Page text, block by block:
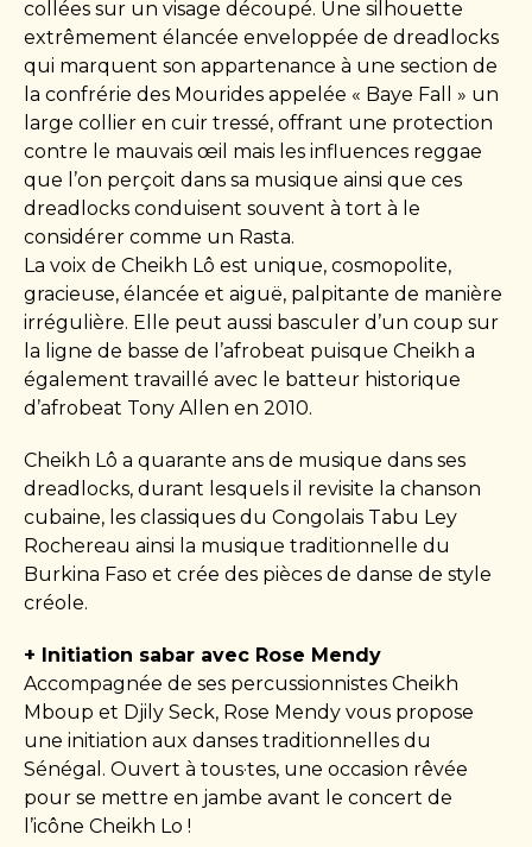
collées sur un visage découpé. Une silhouette
extrêmement élancée enveloppée de dreadlocks
qui marquent son appartenance à une section de
la confrérie des Mourides appelée « Baye Fall » un
large collier en cuir tressé, offrant une protection
contre le mauvais œil mais les influences reggae
que l’on perçoit dans sa musique ainsi que ces
dreadlocks conduisent souvent à tort à le
considérer comme un Rasta.
La voix de Cheikh Lô est unique, cosmopolite,
gracieuse, élancée et aiguë, palpitante de manière
irrégulière. Elle peut aussi basculer d’un coup sur
la ligne de basse de l’afrobeat puisque Cheikh a
également travaillé avec le batteur historique
d’afrobeat Tony Allen en 2010.
Cheikh Lô a quarante ans de musique dans ses
dreadlocks, durant lesquels il revisite la chanson
cubaine, les classiques du Congolais Tabu Ley
Rochereau ainsi la musique traditionnelle du
Burkina Faso et crée des pièces de danse de style
créole.
+ Initiation sabar avec Rose Mendy
Accompagnée de ses percussionnistes Cheikh
Mboup et Djily Seck, Rose Mendy vous propose
une initiation aux danses traditionnelles du
Sénégal. Ouvert à tous·tes, une occasion rêvée
pour se mettre en jambe avant le concert de
l’icône Cheikh Lo !